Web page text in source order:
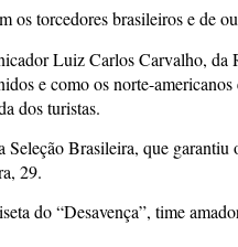
os torcedores brasileiros e de
Luiz Carlos Carvalho,
e como os norte-
dos turistas.
Brasileira, que
29.
do “Desavença”, time